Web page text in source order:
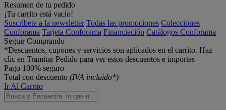
Resumen de tu pedido
¡Tu carrito está vacío!
Suscríbete a la newsletter Todas las promociones Colecciones
Conforama Tarjeta Conforama Financiación Catálogos Conforama
Seguir Comprando
*Descuentos, cupones y servicios son aplicados en el carrito. Haz
clic en Tramitar Pedido para ver estos descuentos e importes
Pago 100% seguro
Total con descuento (IVA incluido*)
Ir Al Carrito